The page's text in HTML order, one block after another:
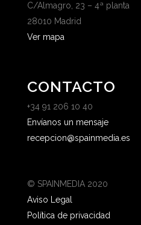
C/Almagro, 23 – 4ª planta
28010 Madrid
Ver mapa
CONTACTO
+34 91 206 10 40
Envíanos un mensaje
recepcion@spainmedia.es
© SPAINMEDIA 2020
Aviso Legal
Política de privacidad